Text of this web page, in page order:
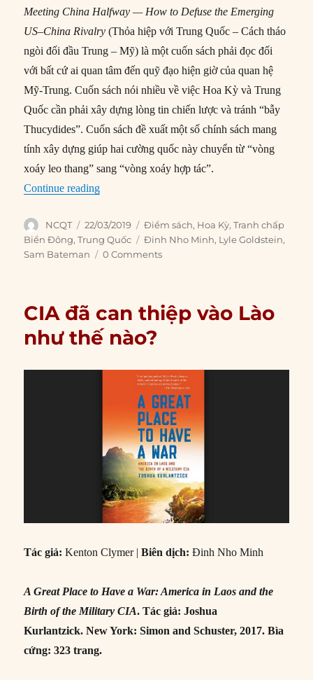
Meeting China Halfway — How to Defuse the Emerging
US–China Rivalry (Thỏa hiệp với Trung Quốc – Cách tháo
ngòi đối đầu Trung – Mỹ) là một cuốn sách phải đọc đối
với bất cứ ai quan tâm đến quỹ đạo hiện giờ của quan hệ
Mỹ-Trung. Cuốn sách nói nhiều về việc Hoa Kỳ và Trung
Quốc cần phải xây dựng lòng tin chiến lược và tránh “bẫy
Thucydides”. Cuốn sách đề xuất một số chính sách mang
tính xây dựng giúp hai cường quốc này chuyển từ “vòng
xoáy leo thang” sang “vòng xoáy hợp tác”.
Continue reading“Thỏa hiệp với Trung Quốc: Cách tháo ngòi
Author
NCQT
Posted
on
22/03/2019 Categories
Điểm sách, Hoa Kỳ,Tranh chấp
Biển Đông,Trung Quốc Tags
Đinh Nho Minh, Lyle Goldstein,
Sam Bateman
0 Comments
CIA đã can thiệp vào Lào
như thế nào?
Tác giả: Kenton Clymer |Biên dịch: Đinh Nho Minh
A Great Place to Have a War: America in Laos and the
Birth of the Military CIA. Tác giả: Joshua
Kurlantzick.New York: Simon and Schuster, 2017. Bìa
cứng: 323 trang.